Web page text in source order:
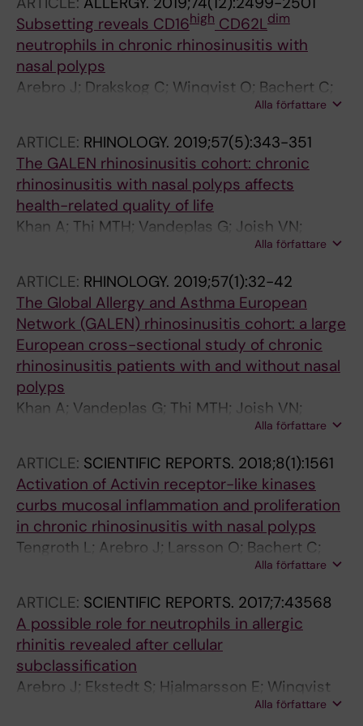
Subsetting reveals CD16high CD62Ldim
neutrophils in chronic rhinosinusitis with
nasal polyps
Arebro J; Drakskog C; Winqvist O; Bachert C;
Alla författare
ARTICLE: RHINOLOGY. 2019;57(5):343-351
The GALEN rhinosinusitis cohort: chronic
rhinosinusitis with nasal polyps affects
health-related quality of life
Khan A; Thi MTH; Vandeplas G; Joish VN;
Mannent LP; Tomassen P; van Zele T; Cardell L-
O; Arebro J; Olze H; Forster-Ruhrmann U;
Kowalski ML; Olszewska-Ziaber A; Fokkens W;
van Drunen C; Mullol J; Alobid I; Hellings PW;
Hox V; Toskala E; Scadding G; Lund V; Bachert
C
Alla författare
ARTICLE: RHINOLOGY. 2019;57(1):32-42
The Global Allergy and Asthma European
Network (GALEN) rhinosinusitis cohort: a large
European cross-sectional study of chronic
rhinosinusitis patients with and without nasal
polyps
Khan A; Vandeplas G; Thi MTH; Joish VN;
Mannent L; Tomassen P; Van Zele T; Cardell LO;
Arebro J; Olze H; Foerster-Ruhrmann U;
Kowalski ML; Olszewska-Ziaber A; Holtappels
G; De Ruyck N; van Drunen C; Mullol J; Hellings
PW; Hox V; Toskala EM; Scadding G; Lund V;
Fokkens W; Bachert C
Alla författare
ARTICLE: SCIENTIFIC REPORTS. 2018;8(1):1561
Activation of Activin receptor-like kinases
curbs mucosal inflammation and proliferation
in chronic rhinosinusitis with nasal polyps
Tengroth L; Arebro J; Larsson O; Bachert C;
Alla författare
ARTICLE: SCIENTIFIC REPORTS. 2017;7:43568
A possible role for neutrophils in allergic
rhinitis revealed after cellular
subclassification
Arebro J; Ekstedt S; Hjalmarsson E; Winqvist
Alla författare